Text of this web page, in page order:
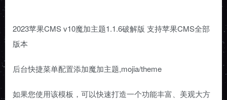
2023苹果CMS v10魔加主题1.1.6破解版 支持苹果CMS全部
版本
后台快捷菜单配置添加魔加主题,mojia/theme
如果您使用该模板，可以快速打造一个功能丰富、美观大方